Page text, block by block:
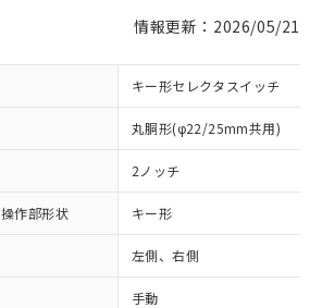
情報更新：2026/05/21
キー形セレクタスイッチ
丸胴形(φ22/25mm共用)
2ノッチ
操作部形状 キー形
左側、右側
手動